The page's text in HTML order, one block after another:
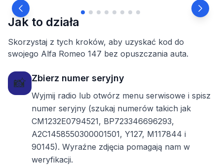
Jak to działa
Skorzystaj z tych kroków, aby uzyskać kod do
swojego Alfa Romeo 147 bez opuszczania auta.
📸 Zbierz numer seryjny
Wyjmij radio lub otwórz menu serwisowe i spisz
numer seryjny (szukaj numerów takich jak
CM1232E0794521, BP723346696293,
A2C1458550300001501, Y127, M117844 i
90145). Wyraźne zdjęcia pomagają nam w
weryfikacji.